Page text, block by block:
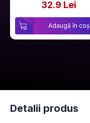
32.9 Lei
Adaugă în coș
Detalii produs